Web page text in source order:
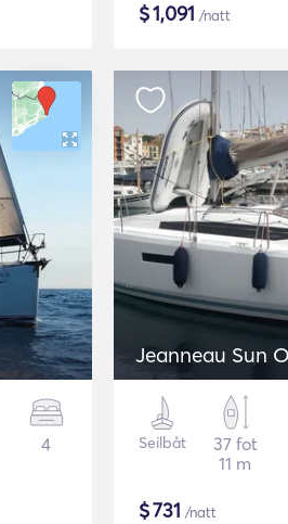
$1,091 /natt
4
Jeanneau Sun
Seilbåt
37 fot
11 m
$731 /natt